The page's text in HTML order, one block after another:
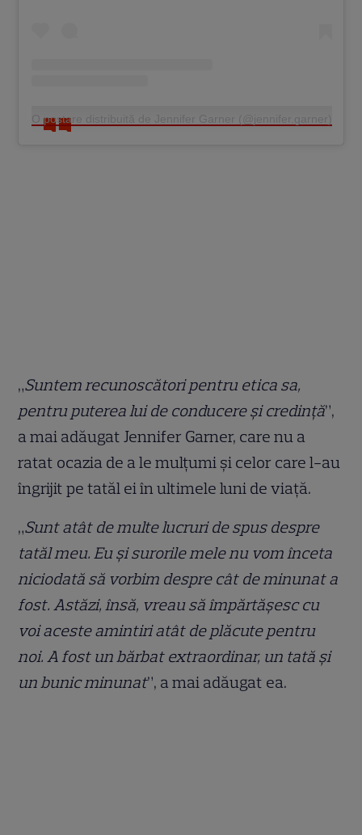
O postare distribuită de Jennifer Garner (@jennifer.garner)
„Suntem recunoscători pentru etica sa,
pentru puterea lui de conducere și credință”,
a mai adăugat Jennifer Garner, care nu a
ratat ocazia de a le mulțumi și celor care l-au
îngrijit pe tatăl ei în ultimele luni de viață.
„Sunt atât de multe lucruri de spus despre
tatăl meu. Eu și surorile mele nu vom înceta
niciodată să vorbim despre cât de minunat a
fost. Astăzi, însă, vreau să împărtășesc cu
voi aceste amintiri atât de plăcute pentru
noi. A fost un bărbat extraordinar, un tată și
un bunic minunat”, a mai adăugat ea.